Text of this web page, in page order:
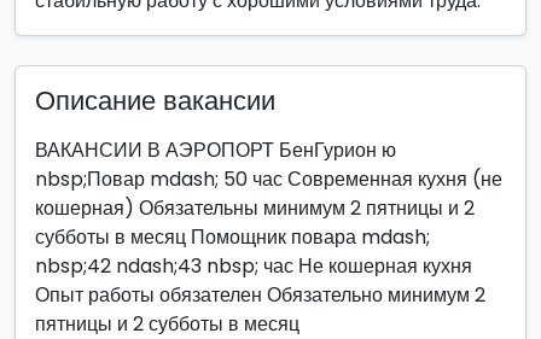
Описание вакансии
ВАКАНСИИ В АЭРОПОРТ БенГурион ю
nbsp;Повар mdash; 50 час Современная кухня (не
кошерная) Обязательны минимум 2 пятницы и 2
субботы в месяц Помощник повара mdash;
nbsp;42 ndash;43 nbsp; час Не кошерная кухня
Опыт работы обязателен Обязательно минимум 2
пятницы и 2 субботы в месяц